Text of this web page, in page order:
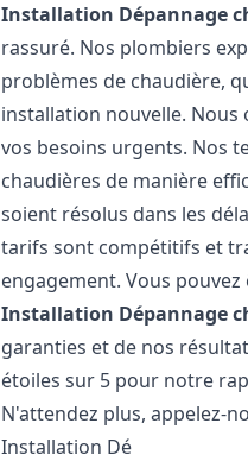
Installation Dépannage
rassuré. Nos plombiers
problèmes de chaudière,
installation nouvelle. Nous
vos besoins urgents. Nos
chaudières de manière
soient résolus dans les
tarifs sont compétitifs et
engagement. Vous
Installation Dépannage
garanties et de nos
étoiles sur 5 pour notre
N'attendez plus, appelez-
Installation Dé